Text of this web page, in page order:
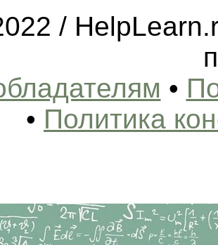
/
•
• Политика